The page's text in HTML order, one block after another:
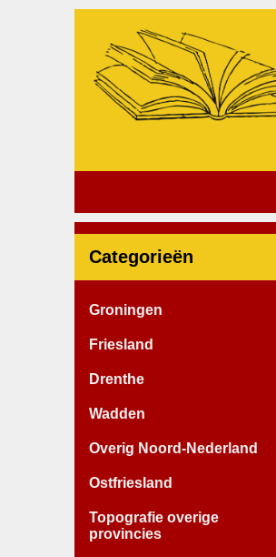
Categorieën
Groningen
Friesland
Drenthe
Wadden
Overig Noord-Nederland
Ostfriesland
Topografie overige
provincies